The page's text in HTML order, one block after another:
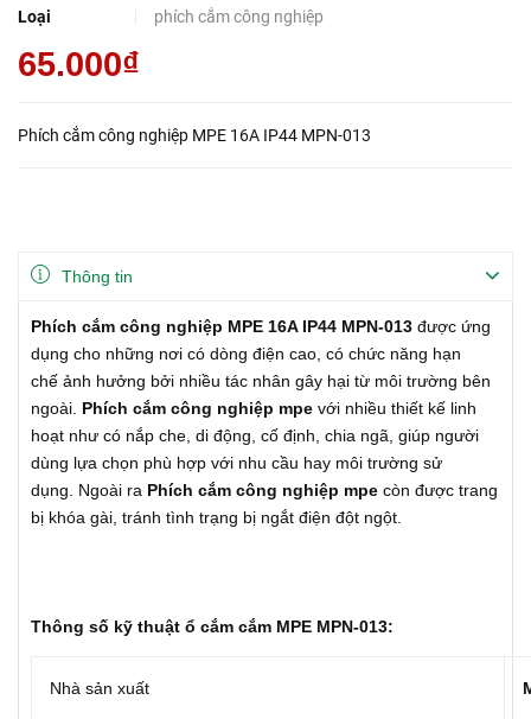
Loại
phích cắm công nghiệp
65.000₫
Phích cắm công nghiệp MPE 16A IP44 MPN-013
Thông tin
Phích cắm công nghiệp MPE 16A IP44 MPN-013 được ứng
dụng cho những nơi có dòng điện cao, có chức năng hạn
chế ảnh hưởng bởi nhiều tác nhân gây hại từ môi trường bên
ngoài. Phích cắm công nghiệp mpe với nhiều thiết kế linh
hoạt như có nắp che, di động, cố định, chia ngã, giúp người
dùng lựa chọn phù hợp với nhu cầu hay môi trường sử
dụng. Ngoài ra Phích cắm công nghiệp mpe còn được trang
bị khóa gài, tránh tình trạng bị ngắt điện đột ngột.
Thông số kỹ thuật ổ cắm cắm MPE MPN-013:
Nhà sản xuất